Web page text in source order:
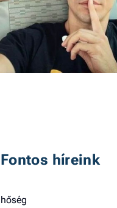
Fontos híreink
hőség